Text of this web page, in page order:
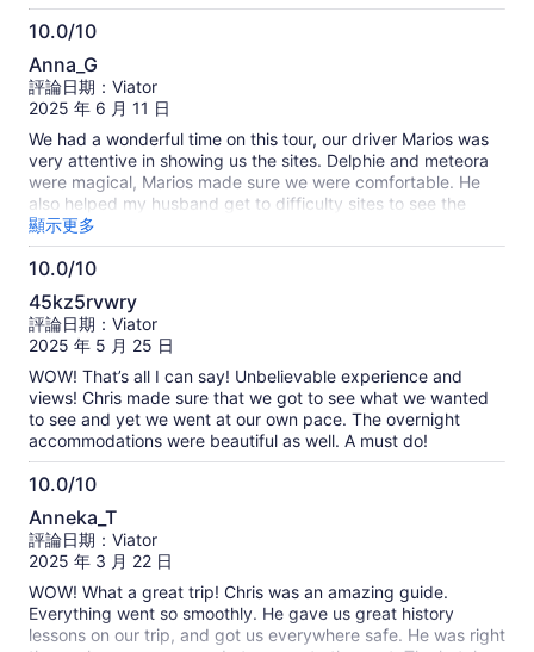
10.0/10
10.0
分，
滿
分
10
分
Anna_G
評論日期：Viator
2025 年 6 月 11 日
We had a wonderful time on this tour, our driver Marios was
very attentive in showing us the sites. Delphie and meteora
were magical, Marios made sure we were comfortable. He
also helped my husband get to difficulty sites to see the
view of the sunset at Meteora. The next day my
granddaughter got ill and Marios ensured we were taken to
the right places and even translated for us. He brought us
leave our side. Marios went above and beyond for us and
made the trip memorable in more ways than one. You will not
be disappointed, he will make sure you have the best time.
We thank you
顯示更多
10.0/10
10.0
分，
滿
分
10
分
45kz5rvwry
評論日期：Viator
2025 年 5 月 25 日
WOW! That’s all I can say! Unbelievable experience and
views! Chris made sure that we got to see what we wanted
to see and yet we went at our own pace. The overnight
accommodations were beautiful as well. A must do!
10.0/10
10.0
分，
滿
分
10
分
Anneka_T
評論日期：Viator
2025 年 3 月 22 日
WOW! What a great trip! Chris was an amazing guide.
Everything went so smoothly. He gave us great history
lessons on our trip, and got us everywhere safe. He was right